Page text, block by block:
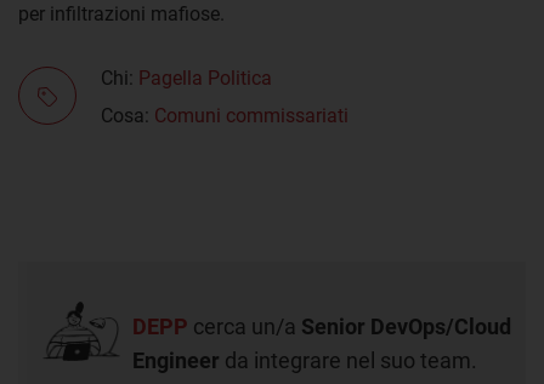
per infiltrazioni mafiose.
Chi: Pagella Politica
Cosa: Comuni commissariati
DEPP cerca un/a Senior DevOps/Cloud
Engineer da integrare nel suo team.